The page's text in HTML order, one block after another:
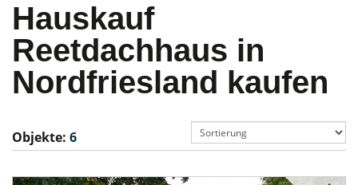
Hauskauf
Reetdachhaus in
Nordfriesland kaufen
Objekte: 6